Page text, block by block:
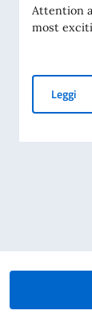
Attention
most
Leggi